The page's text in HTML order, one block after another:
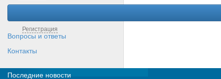
Регистрация
Вопросы и ответы
Контакты
Последние новости